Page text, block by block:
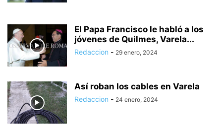
El Papa Francisco le habló a los
jóvenes de Quilmes, Varela...
Redaccion - 29 enero, 2024
Así roban los cables en Varela
Redaccion - 24 enero, 2024